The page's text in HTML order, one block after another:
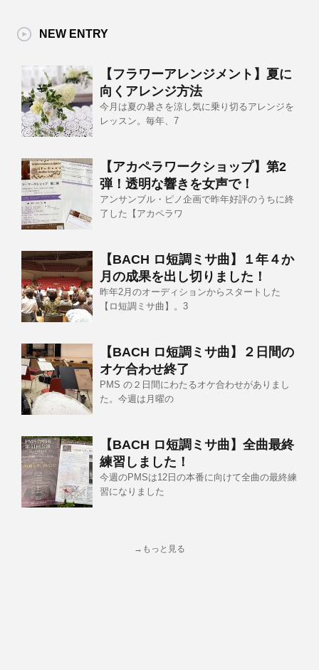
NEW ENTRY
【フラワーアレンジメント】夏に
向くアレンジ方法
今月は夏の暑さを涼し気に乗り切るアレンジを
レッスン。毎年、7
【アカペラワークショップ】第2
弾！透明な響きを女声で！
アンサンブル・ピノ企画で昨年好評のうちに終
了した【アカペラワ
【BACH ロ短調ミサ曲】１年４か
月の成果を出し切りました！
昨年2月のオーディションからスタートした
【ロ短調ミサ曲】。3
【BACH ロ短調ミサ曲】２日間の
オケ合わせ終了
PMS の２日間にわたるオケ合わせがありまし
た。今週は月曜の
【BACH ロ短調ミサ曲】全曲最終
練習しました！
今週のPMSは12日の本番に向けて全曲の最終練
習になりました
→もっと見る